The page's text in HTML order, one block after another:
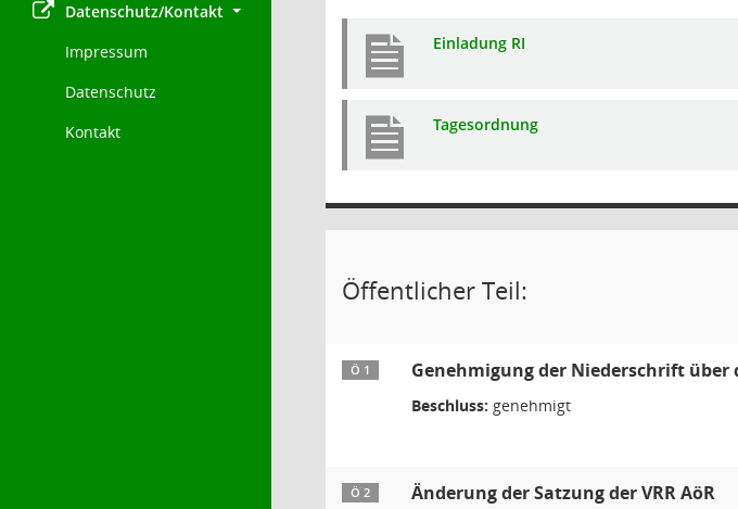
Datenschutz/Kontakt
Impressum
Datenschutz
Kontakt
Einladung RI
Tagesordnung
Öffentlicher Teil:
Ö 1 Genehmigung der Niederschrift über
Beschluss: genehmigt
Ö 2 Änderung der Satzung der VRR AöR